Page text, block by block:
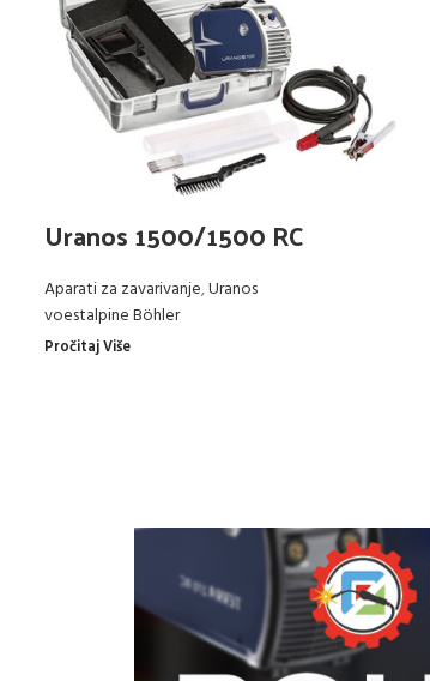
Uranos 1500/1500 RC
Aparati za zavarivanje,Uranos
voestalpine Böhler
Pročitaj Više